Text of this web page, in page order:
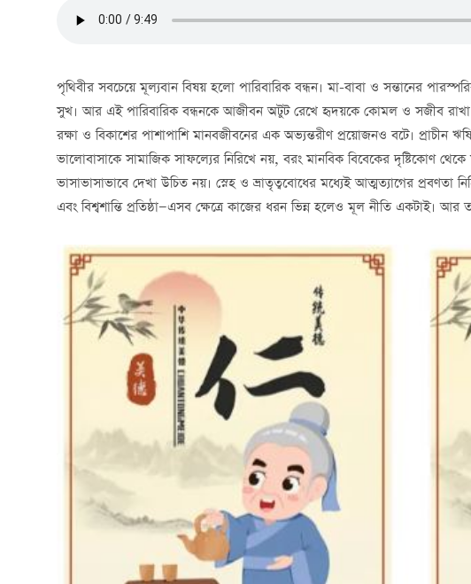
পৃথিবীর সবচেয়ে মূল্যবান বিষয় হলো পারিবারিক বন্ধন। মা-বাবা ও সন্তানের
সুখ। আর এই পারিবারিক বন্ধনকে আজীবন অটুট রেখে হৃদয়কে কোমল ও সজীব রাখা
রক্ষা ও বিকাশের পাশাপাশি মানবজীবনের এক অভ্যন্তরীণ প্রয়োজনও বটে। প্রাচীন
ভালোবাসাকে সামাজিক সাফল্যের নিরিখে নয়, বরং মানবিক বিবেকের দৃষ্টিকোণ
ভাসাভাসাভাবে দেখা উচিত নয়। স্নেহ ও ভ্রাতৃত্ববোধের মধ্যেই আত্মত্যাগের প্রবণতা
এবং বিশ্বশান্তি প্রতিষ্ঠা—এসব ক্ষেত্রে কাজের ধরন ভিন্ন হলেও মূল নীতি একটাই। আর